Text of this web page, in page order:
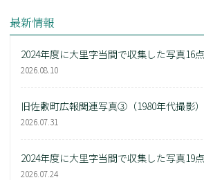
最新情報
2024年度に大里字当間で収集した写真16
2026.08.10
旧佐敷町広報関連写真③（1980年代撮影
2026.07.31
2024年度に大里字当間で収集した写真19
2026.07.24